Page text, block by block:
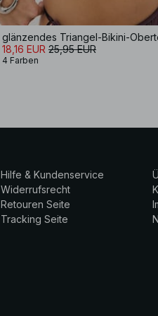
glänzendes Triangel-Bikini-
18,16 EUR 25,95 EUR
4 Farben
Hilfe & Kundenservice
Widerrufsrecht
Retouren Seite
Tracking Seite